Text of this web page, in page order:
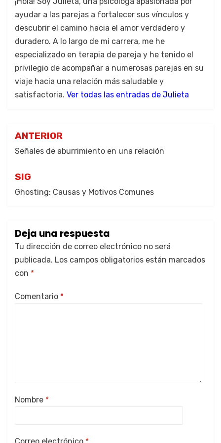
ayudar a las parejas a fortalecer sus vínculos y
descubrir el camino hacia el amor verdadero y
duradero. A lo largo de mi carrera, me he
especializado en terapia de pareja y he tenido el
privilegio de acompañar a numerosas parejas en su
viaje hacia una relación más saludable y
satisfactoria. Ver todas las entradas de Julieta
ANTERIOR
Señales de aburrimiento en una relación
SIG
Ghosting: Causas y Motivos Comunes
Deja una respuesta
Tu dirección de correo electrónico no será
publicada. Los campos obligatorios están marcados
con *
Comentario *
Nombre *